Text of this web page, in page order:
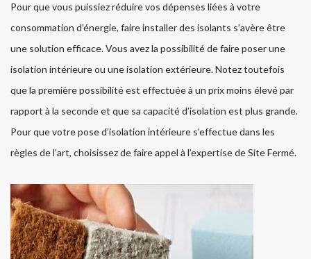
Pour que vous puissiez réduire vos dépenses liées à votre
consommation d’énergie, faire installer des isolants s’avère être
une solution efficace. Vous avez la possibilité de faire poser une
isolation intérieure ou une isolation extérieure. Notez toutefois
que la première possibilité est effectuée à un prix moins élevé par
rapport à la seconde et que sa capacité d’isolation est plus grande.
Pour que votre pose d’isolation intérieure s’effectue dans les
règles de l’art, choisissez de faire appel à l’expertise de Site Fermé.